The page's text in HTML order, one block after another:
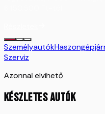
Személyautók
Szerviz
Azonnal elvihető
KÉSZLETES AUTÓK